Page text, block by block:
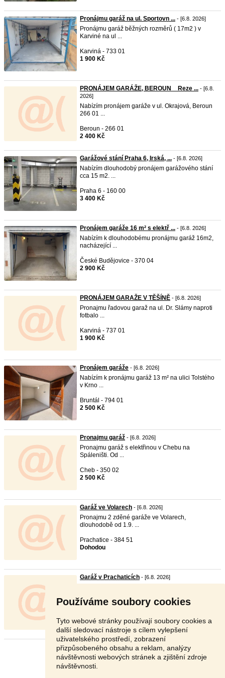
Používáme soubory cookies
Tyto webové stránky používají soubory cookies a
další sledovací nástroje s cílem vylepšení
uživatelského prostředí, zobrazení
přizpůsobeného obsahu a reklam, analýzy
návštěvnosti webových stránek a zjištění zdroje
návštěvnosti.
Pronájmu garáž na ul. Sportovn ... - [6.8. 2026]
Pronájmu garáž běžných rozměrů ( 17m2 ) v
Karviné na ul ...
Karviná - 733 01
1 900 Kč
PRONÁJEM GARÁŽE, BEROUN _ Reze ... - [6.8.
2026]
Nabízím pronájem garáže v ul. Okrajová, Beroun
266 01 ...
Beroun - 266 01
2 400 Kč
Garážové stání Praha 6, Irská, ... - [6.8. 2026]
Nabízím dlouhodobý pronájem garážového stání
cca 15 m2. ...
Praha 6 - 160 00
3 400 Kč
Pronájem garáže 16 m² s elektř ... - [6.8. 2026]
Nabízím k dlouhodobému pronájmu garáž 16m2,
nacházející ...
České Budějovice - 370 04
2 900 Kč
PRONÁJEM GARAŽE V TĚŠÍNĚ - [6.8. 2026]
Pronajmu řadovou garaž na ul. Dr. Slámy naproti
fotbalo ...
Karviná - 737 01
1 900 Kč
Pronájem garáže - [6.8. 2026]
Nabízím k pronájmu garáž 13 m² na ulici Tolstého
v Krno ...
Bruntál - 794 01
2 500 Kč
Pronajmu garáž - [6.8. 2026]
Pronajmu garáž s elektřinou v Chebu na
Spáleništi. Od ...
Cheb - 350 02
2 500 Kč
Garáž ve Volarech - [6.8. 2026]
Pronajmu 2 zděné garáže ve Volarech,
dlouhodobě od 1.9. ...
Prachatice - 384 51
Dohodou
Garáž v Prachaticích - [6.8. 2026]
Dohodou
Stránka:Předchozí 3 4 5 6 Další